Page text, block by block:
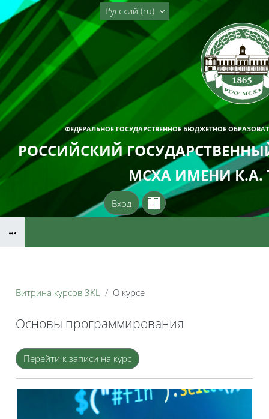
Перейти к основному содержанию
ФЕДЕРАЛЬНОЕ ГОСУДАРСТВЕННОЕ БЮДЖЕТНОЕ
РОССИЙСКИЙ
МСХА ИМЕНИ К.А.
Русский ‎(ru)‎
Вход
Витрина курсов 3KL О курсе
Основы программирования
Блоки
Перейти к записи на курс